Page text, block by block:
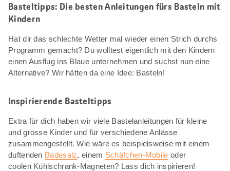
Basteltipps: Die besten Anleitungen fürs Basteln mit
Kindern
Hat dir das schlechte Wetter mal wieder einen Strich durchs
Programm gemacht? Du wolltest eigentlich mit den Kindern
einen Ausflug ins Blaue unternehmen und suchst nun eine
Alternative? Wir hätten da eine Idee: Basteln!
Inspirierende Basteltipps
Extra für dich haben wir viele Bastelanleitungen für kleine
und grosse Kinder und für verschiedene Anlässe
zusammengestellt. Wie wäre es beispielsweise mit einem
duftenden Badesalz, einem Schäfchen-Mobile oder
coolen Kühlschrank-Magneten? Lass dich inspirieren!